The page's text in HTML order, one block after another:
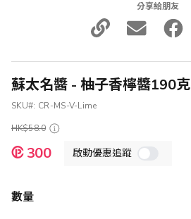
分享給朋友
蘇太名醬 - 柚子香檸醬190克
SKU
CR-MS-V-Lime
HK$58.0
特
殊
啟動優惠追蹤
300
數量